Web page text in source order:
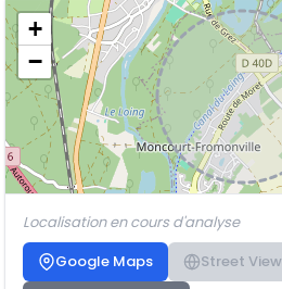
+
−
Localisation en cours d'analyse
Google Maps
Street View